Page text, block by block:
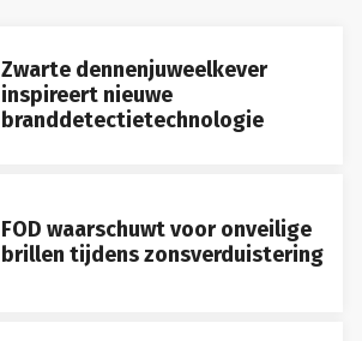
Zwarte dennenjuweelkever
inspireert nieuwe
branddetectietechnologie
FOD waarschuwt voor onveilige
brillen tijdens zonsverduistering